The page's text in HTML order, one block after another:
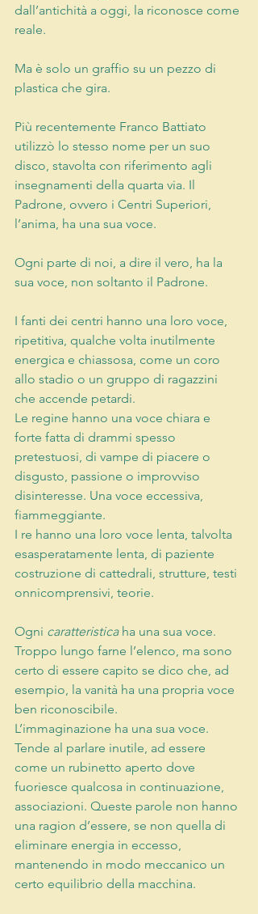
dall’antichità a oggi, la riconosce come
reale.
Ma è solo un graffio su un pezzo di
plastica che gira.
Più recentemente Franco Battiato
utilizzò lo stesso nome per un suo
disco, stavolta con riferimento agli
insegnamenti della quarta via. Il
Padrone, ovvero i Centri Superiori,
l’anima, ha una sua voce.
Ogni parte di noi, a dire il vero, ha la
sua voce, non soltanto il Padrone.
I fanti dei centri hanno una loro voce,
ripetitiva, qualche volta inutilmente
energica e chiassosa, come un coro
allo stadio o un gruppo di ragazzini
che accende petardi.
Le regine hanno una voce chiara e
forte fatta di drammi spesso
pretestuosi, di vampe di piacere o
disgusto, passione o improvviso
disinteresse. Una voce eccessiva,
fiammeggiante.
I re hanno una loro voce lenta, talvolta
esasperatamente lenta, di paziente
costruzione di cattedrali, strutture, testi
onnicomprensivi, teorie.
Ogni caratteristica ha una sua voce.
Troppo lungo farne l’elenco, ma sono
certo di essere capito se dico che, ad
esempio, la vanità ha una propria voce
ben riconoscibile.
L’immaginazione ha una sua voce.
Tende al parlare inutile, ad essere
come un rubinetto aperto dove
fuoriesce qualcosa in continuazione,
associazioni. Queste parole non hanno
una ragion d’essere, se non quella di
eliminare energia in eccesso,
mantenendo in modo meccanico un
certo equilibrio della macchina.